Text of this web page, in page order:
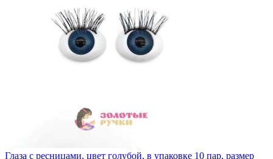
Глаза с ресницами, цвет голубой, в упаковке 10 пар, размер